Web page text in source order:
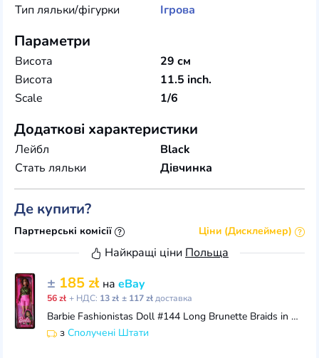
Тип ляльки/фігурки Ігрова
Параметри
Висота
29 см
Висота
11.5 inch.
Scale
1/6
Додаткові характеристики
Лейбл
Black
Стать ляльки
Дівчинка
Де купити?
Партнерські комісії Ціни (Дисклеймер)
Найкращі ціни Польща
± 185 zł наeBay
56 zł + НДС: 13 zł ± 117 złдоставка
Barbie Fashionistas Doll #144 Long Brunette Braids in Pink Bag Plus Curvy Size
зСполучені Штати